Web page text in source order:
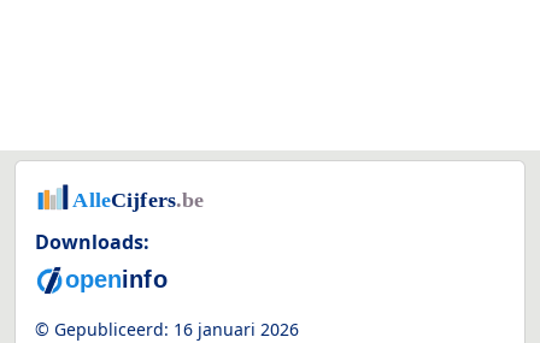
Downloads:
© Gepubliceerd: 16 januari 2026